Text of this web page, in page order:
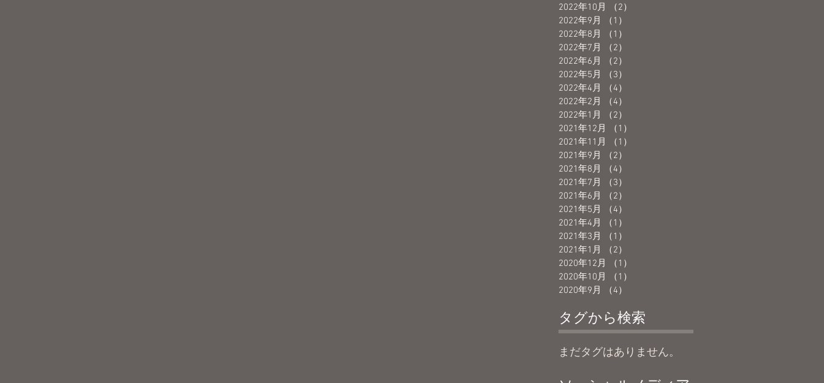
2022年10月
（2）
2022年9月
（1）
2022年8月
（1）
2022年7月
（2）
2022年6月
（2）
2022年5月
（3）
2022年4月
（4）
2022年2月
（4）
2022年1月
（2）
2021年12月
（1）
2021年11月
（1）
2021年9月
（2）
2021年8月
（4）
2021年7月
（3）
2021年6月
（2）
2021年5月
（4）
2021年4月
（1）
2021年3月
（1）
2021年1月
（2）
2020年12月
（1）
2020年10月
（1）
2020年9月
（4）
タグから検索
まだタグはありません。